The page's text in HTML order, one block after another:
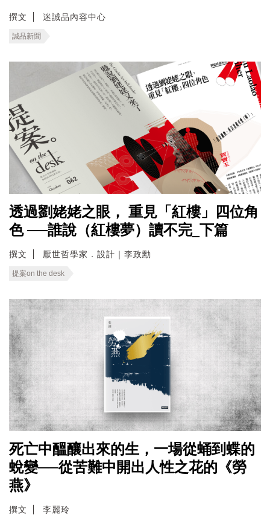
撰文 迷誠品內容中心
誠品新聞
透過劉姥姥之眼， 重見「紅樓」四位角
色 ──誰說（紅樓夢）讀不完_下篇
撰文 厭世哲學家．設計｜李政勳
提案on the desk
死亡中醞釀出來的生，一場從蛹到蝶的
蛻變──從苦難中開出人性之花的《勞
燕》
撰文 李麗玲